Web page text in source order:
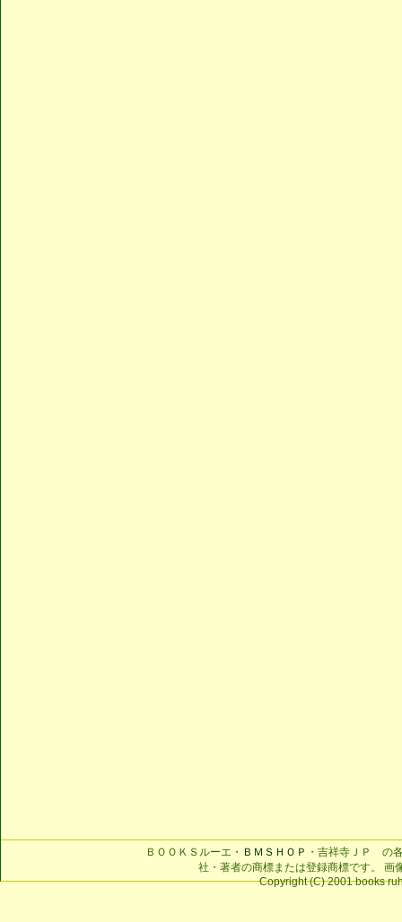
ＢＯＯＫＳルーエ・ ＢＭＳＨＯＰ ・吉祥寺ＪＰ の
社・著者の商標または登録商標です。 画
Copyright (C) 2001 books